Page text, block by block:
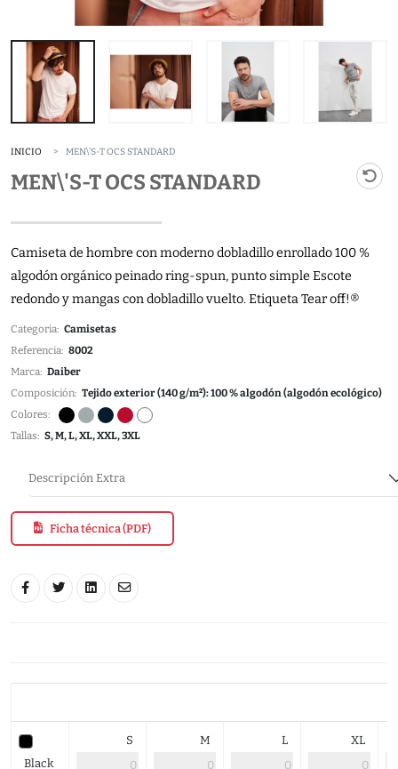
INICIO MEN\'S-T OCS STANDARD
MEN\'S-T OCS STANDARD
Camiseta de hombre con moderno dobladillo enrollado 100 %
algodón orgánico peinado ring-spun, punto simple Escote
redondo y mangas con dobladillo vuelto. Etiqueta Tear off!®
Categoria: Camisetas
Referencia: 8002
Marca: Daiber
Composición: Tejido exterior (140 g/m²): 100 % algodón (algodón ecológico)
Colores:
Tallas: S, M, L, XL, XXL, 3XL
Descripción Extra
Ficha técnica (PDF)
Black
S M L XL